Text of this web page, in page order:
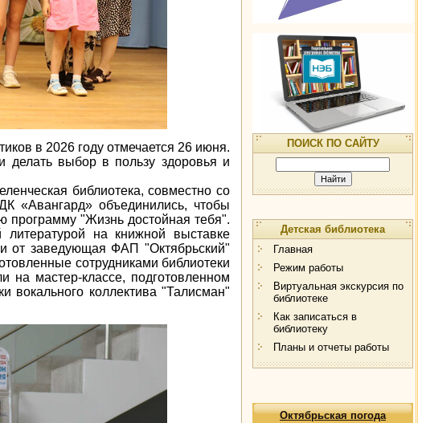
в 2026 году отмечается 26 июня.
выбор в пользу здоровья и
библиотека, совместно со
«Авангард» объединились, чтобы
программу "Жизнь достойная тебя".
на книжной выставке
от заведующая ФАП "Октябрьский"
сотрудниками библиотеки
мастер-классе, подготовленном
вокального коллектива "Талисман"
ПОИСК ПО САЙТУ
Детская библиотека
Главная
Режим работы
Виртуальная экскурсия по
библиотеке
Как записаться в
библиотеку
Планы и отчеты работы
Октябрьская погода